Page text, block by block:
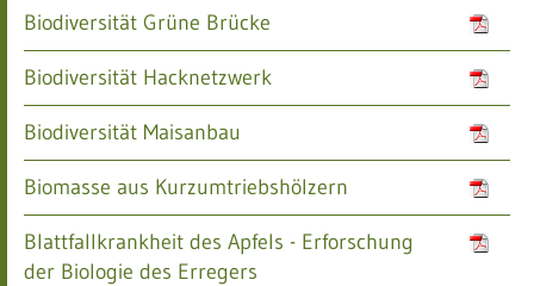
Biodiversität Grüne Brücke
Biodiversität Hacknetzwerk
Biodiversität Maisanbau
Biomasse aus Kurzumtriebshölzern
Blattfallkrankheit des Apfels - Erforschung
der Biologie des Erregers